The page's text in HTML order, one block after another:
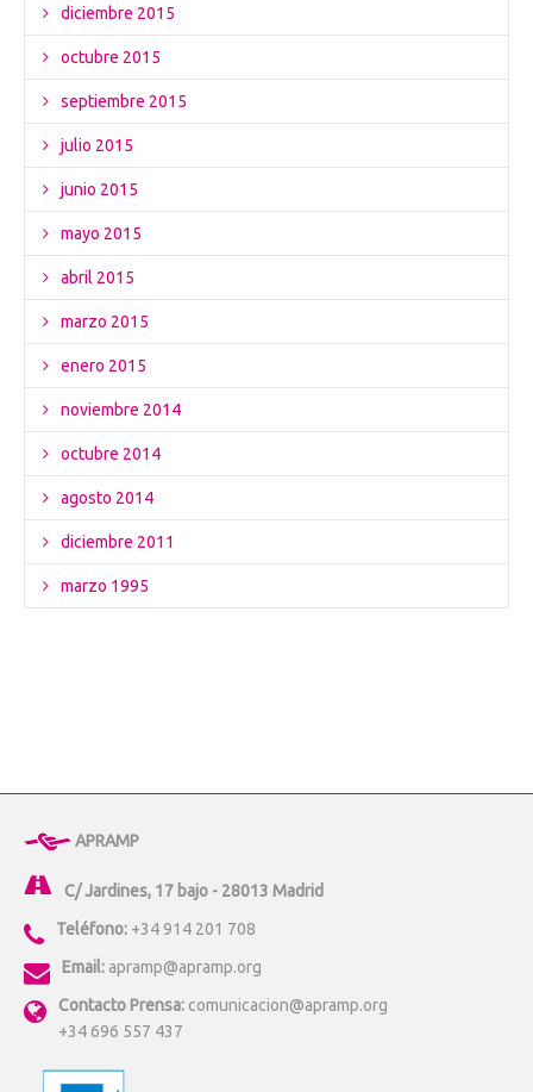
diciembre 2015
octubre 2015
septiembre 2015
julio 2015
junio 2015
mayo 2015
abril 2015
marzo 2015
enero 2015
noviembre 2014
octubre 2014
agosto 2014
diciembre 2011
marzo 1995
APRAMP
C/ Jardines, 17 bajo - 28013 Madrid
Teléfono: +34 914 201 708
Email: apramp@apramp.org
Contacto Prensa: comunicacion@apramp.org
+34 696 557 437